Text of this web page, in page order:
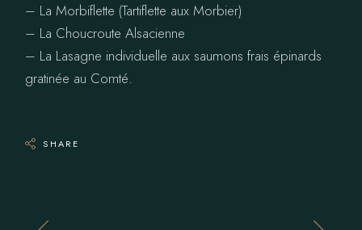
– La Morbiflette (Tartiflette aux Morbier)
– La Choucroute Alsacienne
– La Lasagne individuelle aux saumons frais épinards
gratinée au Comté.
SHARE